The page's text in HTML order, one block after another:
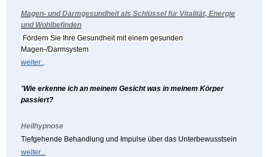
Magen- und Darmgesundheit als Schlüssel für Vitalität, Energie
und Wohlbefinden
Fördern Sie Ihre Gesundheit mit einem gesunden
Magen-/Darmsystem
weiter..
"Wie erkenne ich an meinem Gesicht was in meinem Körper
passiert?
Heilhypnose
Tiefgehende Behandlung und Impulse über das Unterbewusstsein
weiter...